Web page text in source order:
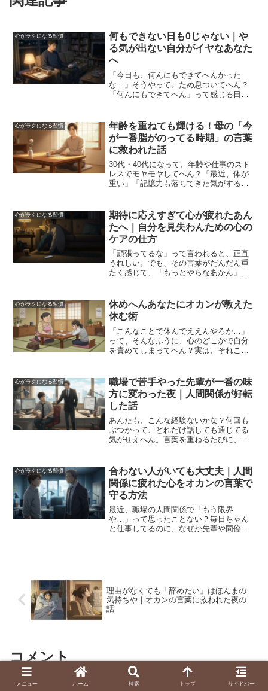
心がラクになる習慣
何もできない日も0じゃない｜や
る気が出ない自分がイヤなあなた
へ
「今日も、何んにもできてへんかった
な…」そうやって、ため息ついてへん？
「何んにもできてへん」って感じる日ほ
ん。仕事終わり、家に帰ってきて、やろ
うと思ってたことあったは...
心がラクになる習慣
年齢を重ねても輝ける！母の「今
が一番脂がのってる時期」の言葉
に救われた話
30代・40代になって、年齢や仕事のスト
レスでモヤモヤしてへん？「最近、体が
重い」「記憶力も落ちてきた気がする」
にもあるやろ？責任はどんどん増える
し、上司にも部下にも気...
心がラクになる習慣
期待に応えすぎて心が疲れたあん
たへ｜自分を見失わんための心の
ケアの仕方
「頑張ってるな」って言われると、正直
うれしい。でも、その言葉がだんだん重
たく感じて、「もっとやらなあかん」
ふと立ち止まって、「自分がほんまにや
りたかったことって、何やっ...
心がラクになる習慣
休めへんあなたにオカンが教えた
休む術
「こんなことで休んでええんやろか…」
って、そんなふうに、心のどこかで自分
を責めてしまってへん？実は、それこそ
りやって思われるんちゃうか…」とか、
「みんなもっと頑張ってる...
心がラクになる習慣
職場で苦手やった先輩が一番の味
方に変わった夜｜人間関係が好転
した話
あんたも、こんな経験ないかな？何回も
ぶつかって、どれだけ話しても通じてる
気がせえへん。言葉を重ねるたびに、距
人とは、距離を置いたほうがええんちゃ
うか」って。無理して関わ...
心がラクになる習慣
合わない人がいても大丈夫｜人間
関係に疲れた心をオカンの言葉で
守る方法
最近、職場の人間関係で「もう限界
や…」って思ったことない？毎日ちゃん
と仕事してるのに、なぜか先輩や同僚と
理由がなくても「辞めたい」はほんまの
気持ちや｜オカンの言葉に救われた夜の
話
コメント
メニュー ホーム 検索 トップ サイドバー